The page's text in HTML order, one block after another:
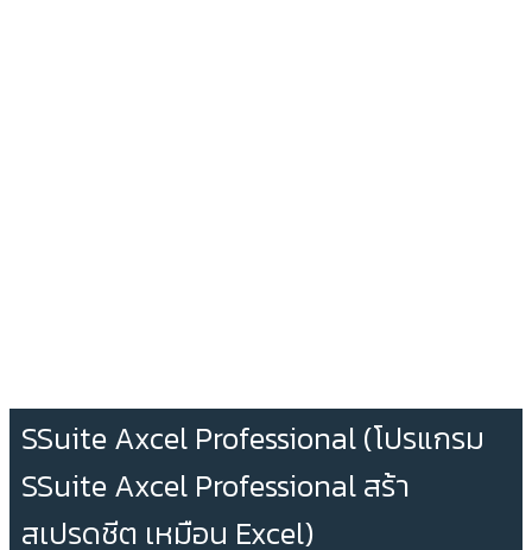
SSuite Axcel Professional (โปรแกรม
SSuite Axcel Professional สร้า
สเปรดชีต เหมือน Excel)